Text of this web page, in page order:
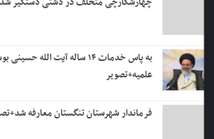
به پاس خدمات ۱۴ ساله آیت الله
علمیه+تصویر
فرماندار شهرستان تنگستان معارفه